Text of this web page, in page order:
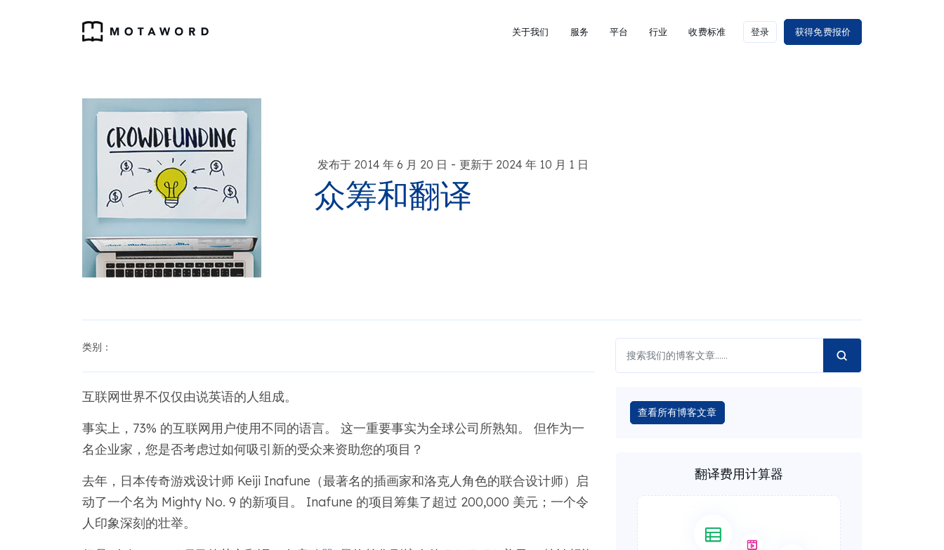
关于我们 服务 平台 行业 收费标准 登录 获得免费报价
发布于 2014 年 6 月 20 日 - 更新于 2024 年 10 月 1 日
众筹和翻译
类别：
互联网世界不仅仅由说英语的人组成。
事实上，73% 的互联网用户使用不同的语言。 这一重要事实为全球公司所熟知。 但作为一
名企业家，您是否考虑过如何吸引新的受众来资助您的项目？
去年，日本传奇游戏设计师 Keiji Inafune（最著名的插画家和洛克人角色的联合设计师）启
动了一个名为 Mighty No. 9 的新项目。 Inafune 的项目筹集了超过 200,000 美元；一个令
人印象深刻的壮举。
查看所有博客文章
翻译费用计算器